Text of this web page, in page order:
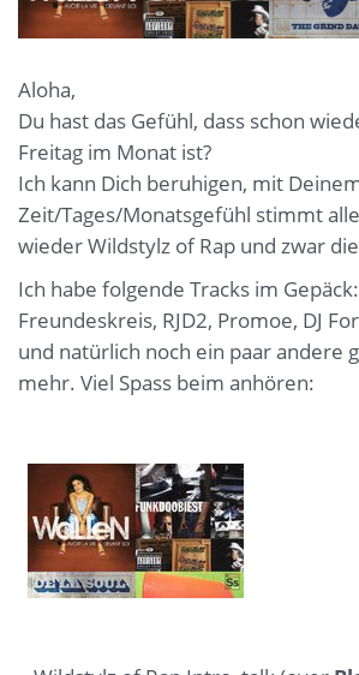
Aloha,
Du hast das Gefühl, dass schon
Freitag im Monat ist?
Ich kann Dich beruhigen, mit
Zeit/Tages/Monatsgefühl stimmt
wieder Wildstylz of Rap und zwar
Ich habe folgende Tracks im
Freundeskreis, RJD2, Promoe, DJ
und natürlich noch ein paar andere
mehr. Viel Spass beim anhören: